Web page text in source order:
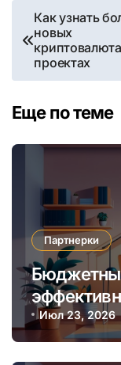
Навигация
по
записям
Как узнать
новых
проектах
Еще по теме
Партнерки
программ
аналитику
Июл 23, 2026